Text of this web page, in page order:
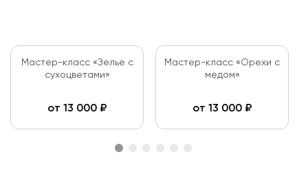
Мастер-класс «Зелье с
сухоцветами»
от 13 000₽
Мастер-класс «Орехи с
медом»
от 13 000₽